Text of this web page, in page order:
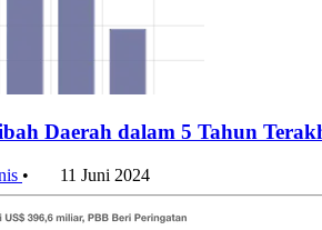
Daerah dalam 5 Tahun
• 11 Juni 2024